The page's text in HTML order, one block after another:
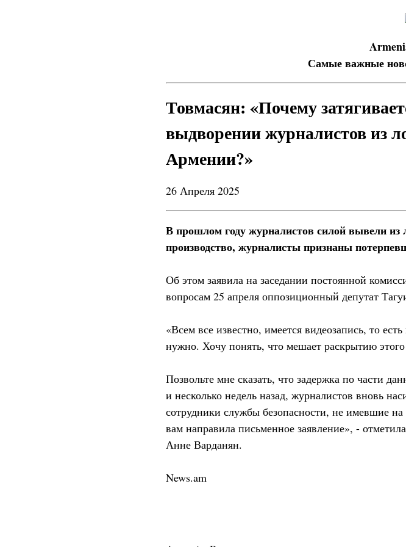
Самые важные
Товмасян: «Почему
выдворении журналистов из
Армении?»
26 Апреля 2025
В прошлом году журналистов силой вывели из
производство, журналисты признаны
Об этом заявила на заседании постоянной
вопросам 25 апреля оппозиционный депутат
«Всем все известно, имеется видеозапись, то
нужно. Хочу понять, что мешает раскрытию этого
Позвольте мне сказать, что задержка по части
и несколько недель назад, журналистов вновь
сотрудники службы безопасности, не имевшие
вам направила письменное заявление», -
Анне Варданян.
News.am